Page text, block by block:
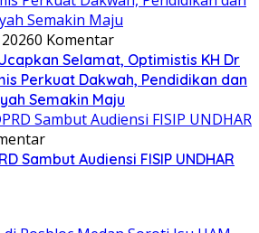
0 Komentar
Selamat, Optimistis KH Dr
Perkuat Dakwah, Pendidikan dan
Semakin Maju
Sambut Audiensi FISIP UNDHAR